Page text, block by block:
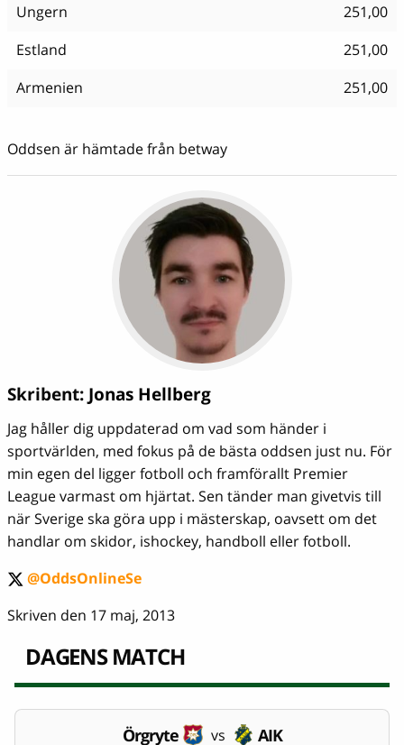
Ungern
251,00
Estland
251,00
Armenien
251,00
Oddsen är hämtade från betway
Skribent: Jonas Hellberg
Jag håller dig uppdaterad om vad som händer i
sportvärlden, med fokus på de bästa oddsen just nu. För
min egen del ligger fotboll och framförallt Premier
League varmast om hjärtat. Sen tänder man givetvis till
när Sverige ska göra upp i mästerskap, oavsett om det
handlar om skidor, ishockey, handboll eller fotboll.
twitter
@OddsOnlineSe
Skriven den 17 maj, 2013
DAGENS MATCH
Örgryte vs AIK